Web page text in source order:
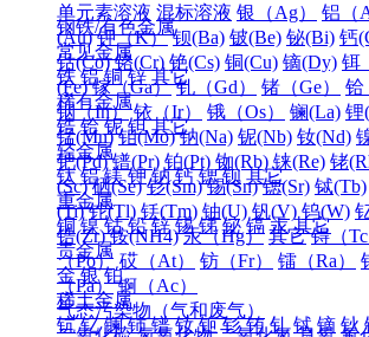
单元素溶液 混标溶液 银（Ag） 铝（
(Au) 钾（K） 钡(Ba) 铍(Be) 铋(Bi) 钙
钴(Co) 铬(Cr) 铯(Cs) 铜(Cu) 镝(Dy) 铒
(Fe) 镓（Ga） 钆（Gd） 锗（Ge） 铪
铟（In） 铱（Ir） 锇（Os） 镧(La) 锂
锰(Mn) 钼(Mo) 钠(Na) 铌(Nb) 钕(Nd)
钯(Pd) 镨(Pr) 铂(Pt) 铷(Rb) 铼(Re) 铑
(Sc) 硒(Se) 钐(Sm) 锡(Sn) 锶(Sr) 铽(Tb)
(Ti) 铊(Tl) 铥(Tm) 铀(U) 钒(V) 钨(W)
锆(Zr) 铵(NH4) 汞（Hg） 其它 锝（Tc
（Po） 砹（At） 钫（Fr） 镭（Ra）
（Pa） 锕（Ac）
气态污染物（气和废气）
钢铁/有色金属
常见金属
铁 铝 铜 锌 其它
稀有金属
锆 铪 铌 钽 其它
轻金属
钛 铝 镁 钾 钠 钙 锶 钡 其它
重金属
铜 镍 钴 铅 锌 锡 锑 铋 镉 汞 其它
贵金属
金 银 铂
稀土金属
钪 钇 镧 铈 镨 钕 钷 钐 铕 钆 铽 镝 钬